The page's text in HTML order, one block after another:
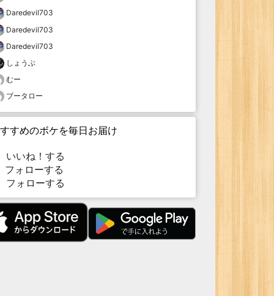
Daredevil703
Daredevil703
Daredevil703
しょうぶ
むー
ブータロー
すめのボケを毎日お届け
いいね！する
ォローする
フォローする